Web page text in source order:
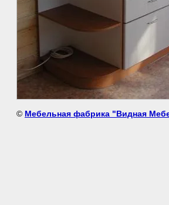
© Мебельная фабрика "Видная